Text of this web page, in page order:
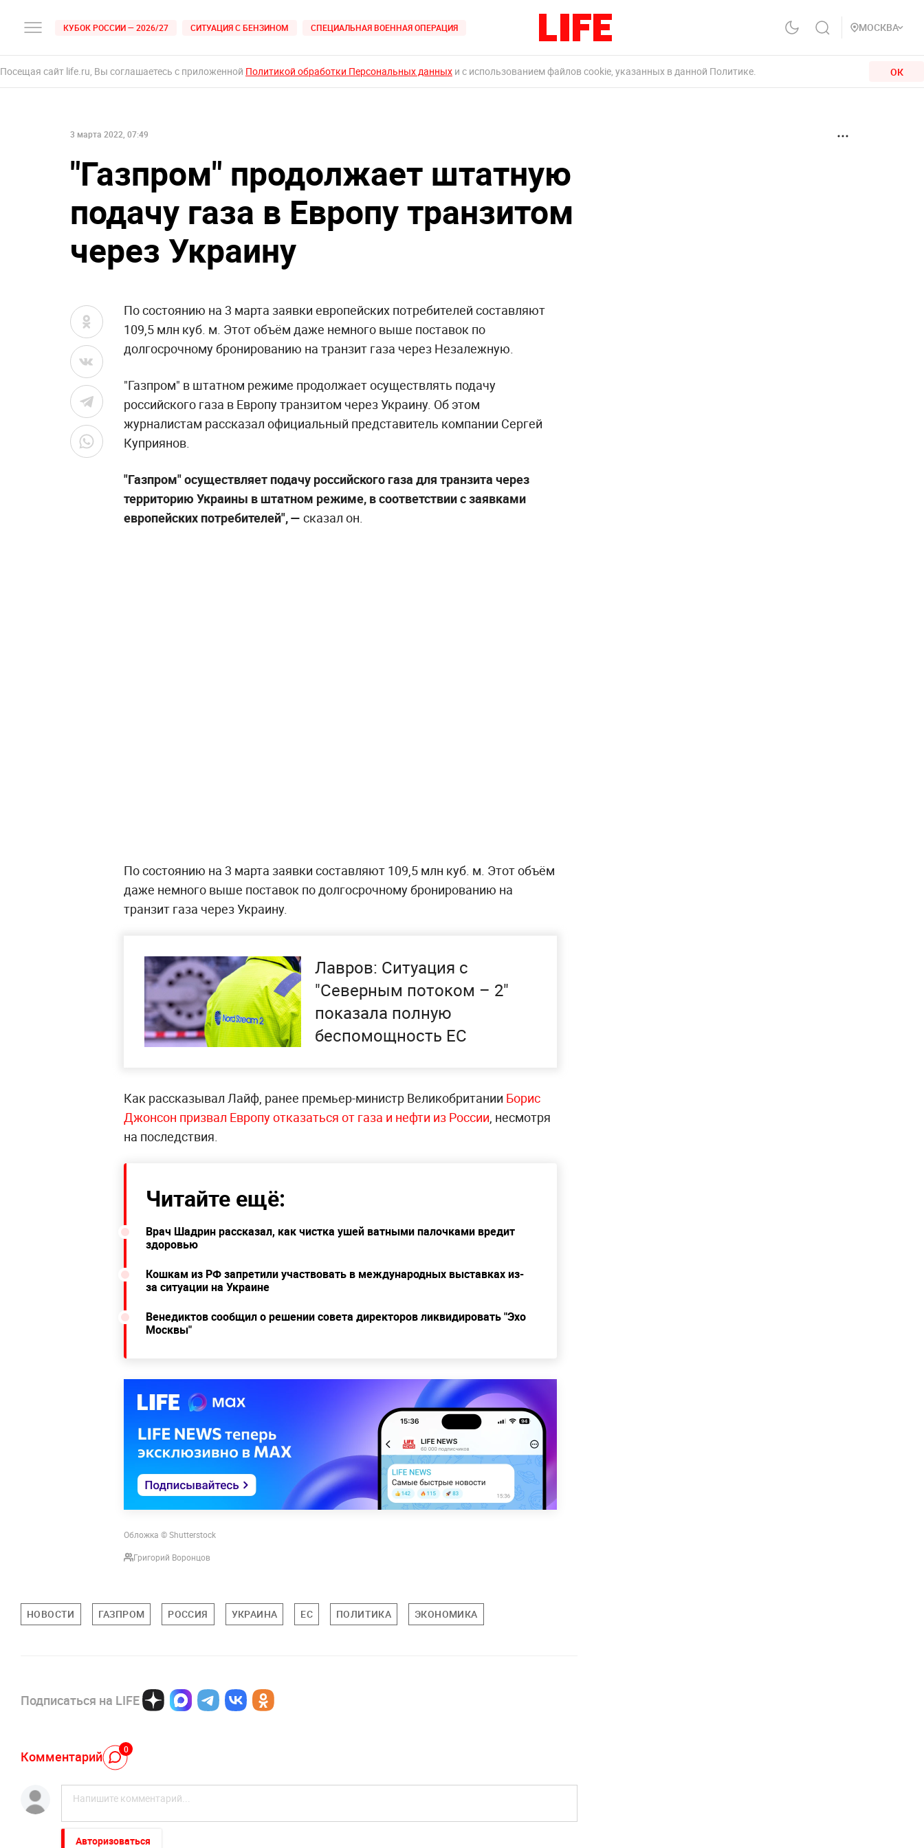
КУБОК РОССИИ — 2026/27 СИТУАЦИЯ С БЕНЗИНОМ СПЕЦИАЛЬНАЯ ВОЕННАЯ ОПЕРАЦИЯ МОСКВА
Посещая сайт life.ru, Вы соглашаетесь с приложенной Политикой обработки Персональных данных и с использованием файлов cookie, указанных в данной Политике. ОК
3 марта 2022, 07:49
"Газпром" продолжает штатную
подачу газа в Европу транзитом
через Украину
По состоянию на 3 марта заявки европейских потребителей составляют
109,5 млн куб. м. Этот объём даже немного выше поставок по
долгосрочному бронированию на транзит газа через Незалежную.
"Газпром" в штатном режиме продолжает осуществлять подачу
российского газа в Европу транзитом через Украину. Об этом
журналистам рассказал официальный представитель компании Сергей
Куприянов.
"Газпром" осуществляет подачу российского газа для транзита через
территорию Украины в штатном режиме, в соответствии с заявками
европейских потребителей", — сказал он.
По состоянию на 3 марта заявки составляют 109,5 млн куб. м. Этот объём
даже немного выше поставок по долгосрочному бронированию на
транзит газа через Украину.
Лавров: Ситуация с
"Северным потоком – 2"
показала полную
беспомощность ЕС
Как рассказывал Лайф, ранее премьер-министр Великобритании Борис
Джонсон призвал Европу отказаться от газа и нефти из России, несмотря
на последствия.
Читайте ещё:
Врач Шадрин рассказал, как чистка ушей ватными палочками вредит
здоровью
Кошкам из РФ запретили участвовать в международных выставках из-
за ситуации на Украине
Венедиктов сообщил о решении совета директоров ликвидировать "Эхо
Москвы"
Обложка © Shutterstock
Григорий Воронцов
НОВОСТИ ГАЗПРОМ РОССИЯ УКРАИНА ЕС ПОЛИТИКА ЭКОНОМИКА
Подписаться на LIFE
Комментарий 0
Авторизоваться